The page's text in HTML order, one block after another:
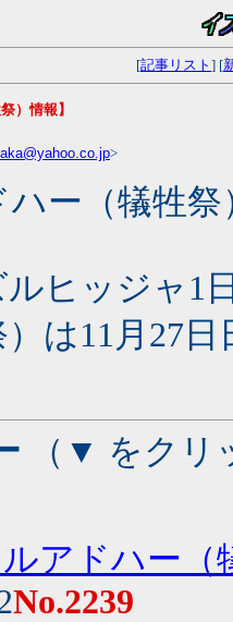
[記事リスト ] [
）情報】
>
ー（犠牲祭
ルヒッジャ1
）は11月27
（▼ をクリ
ルアドハー
No.2239